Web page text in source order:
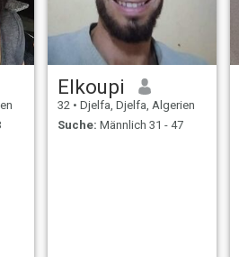
Elkoupi
32 • Djelfa, Djelfa, Algerien
Suche: Männlich 31 - 47